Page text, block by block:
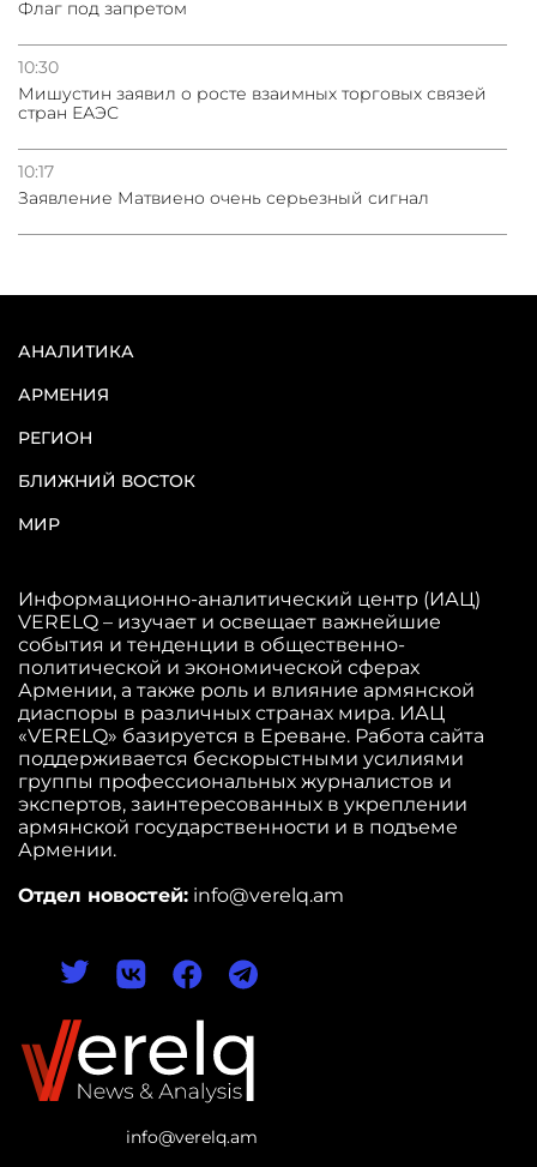
Флаг под запретом
10:30
Мишустин заявил о росте взаимных торговых связей
стран ЕАЭС
10:17
Заявление Матвиено очень серьезный сигнал
info@verelq.am
АНАЛИТИКА
АРМЕНИЯ
РЕГИОН
БЛИЖНИЙ ВОСТОК
МИР
Информационно-аналитический центр (ИАЦ)
VERELQ – изучает и освещает важнейшие
события и тенденции в общественно-
политической и экономической сферах
Армении, а также роль и влияние армянской
диаспоры в различных странах мира. ИАЦ
«VERELQ» базируется в Ереване. Работа сайта
поддерживается бескорыстными усилиями
группы профессиональных журналистов и
экспертов, заинтересованных в укреплении
армянской государственности и в подъеме
Армении.
Отдел новостей: info@verelq.am